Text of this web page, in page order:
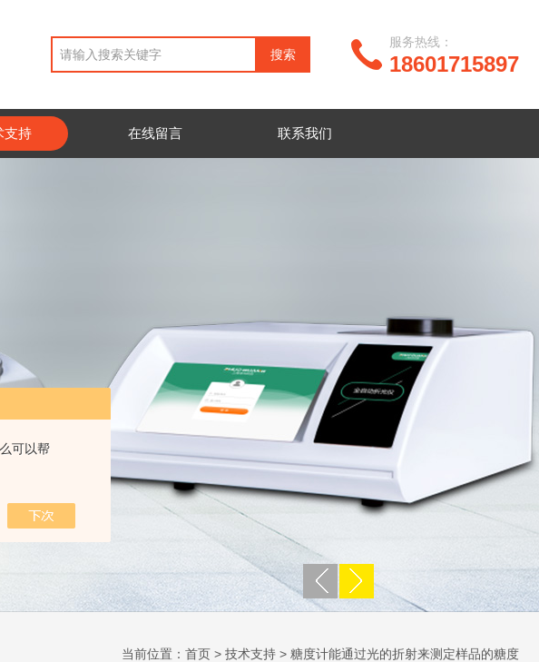
可以帮
18601715897
服务热线：
支持 在线留言 联系我们
当前位置： 首页 > 技术支持 > 糖度计能通过光的折射来测定样品的糖度